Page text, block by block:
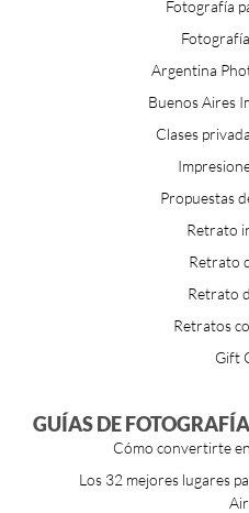
Fotografía
Argentina
Buenos Aires
Clases
Propuestas
Retrato
Retrato
Retrato
Retratos
Gift
GUÍAS DE FOTOGRAFÍA
Cómo convertirte
Los 32 mejores lugares